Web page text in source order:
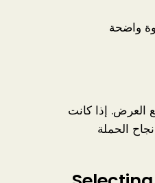
واضحة
العرض. إذا كانت
الحملة